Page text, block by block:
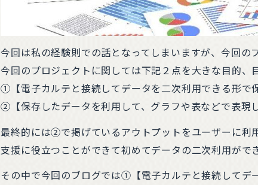
今回は私の経験則での話となってしまいますが、今回の
今回のプロジェクトに関しては下記２点を大きな目的、
①【電子カルテと接続してデータを二次利用できる形で
②【保存したデータを利用して、グラフや表などで表現
最終的には②で掲げているアウトプットをユーザーに利
支援に役立つことができて初めてデータの二次利用がで
その中で今回のブログでは①【電子カルテと接続してデ